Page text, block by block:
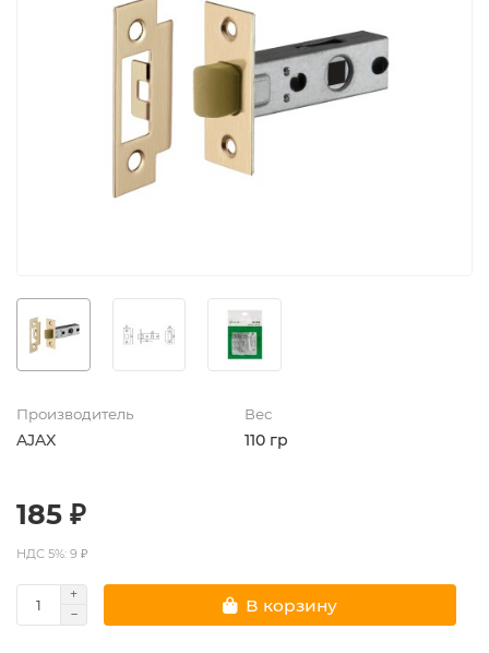
Производитель
AJAX
Вес
110 гр
185 ₽
НДС 5%: 9 ₽
В корзину